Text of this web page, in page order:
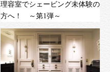
理容室でシェービング未体験の
方へ！ ～第1弾～